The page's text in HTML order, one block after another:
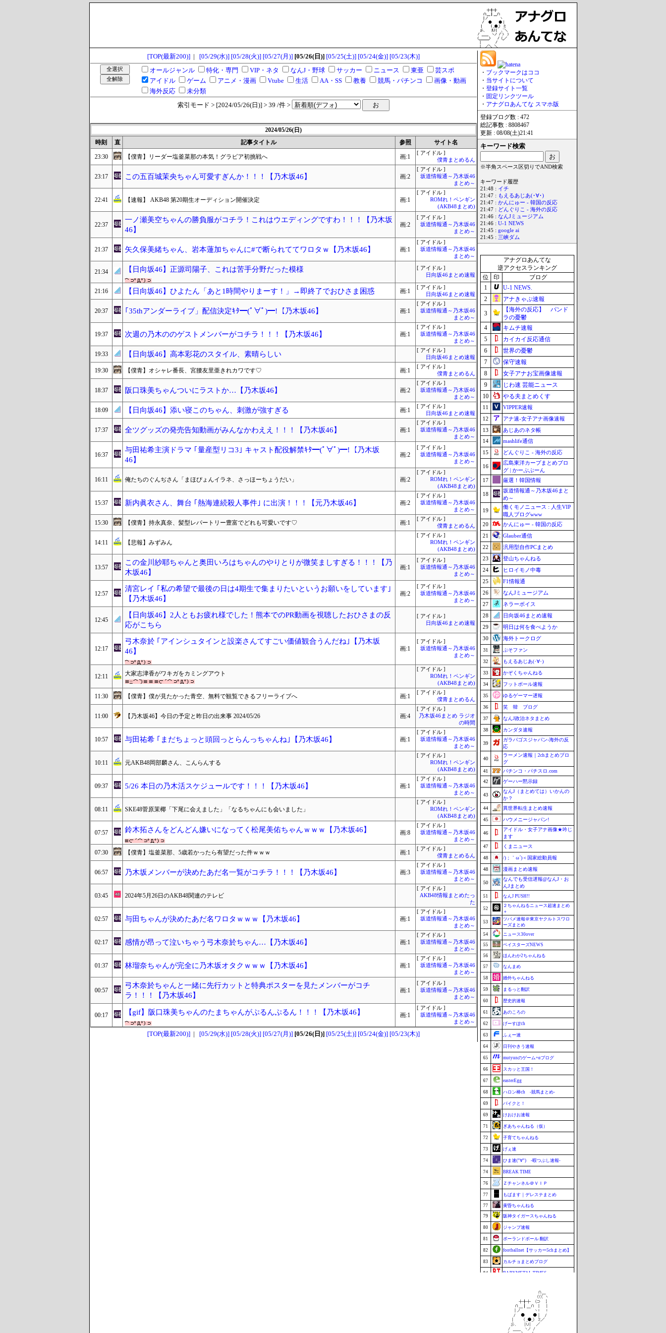
[TOP(最新200)]| [05/29(水)] [05/28(火)] [05/27(月)] [05/26(日)] [05/25(土)] [05/24(金)] [05/23(木)]
オールジャンル
特化・専門 VIP・ネタ なんJ・野球 サッカー ニュース 東亜
芸スポ
アイドル
ゲーム アニメ・漫画 Vtube 生活 AA・SS 教養 競馬・パチンコ
画像・動画
海外反応
未分類
索引モード > [2024/05/26(日)] > 39 /件 >
2024/05/26(日)
時刻
直 記事タイトル 参照 サイト名
23:30 【僕青】リーダー塩釜菜那の本気！グラビア初挑戦へ 画:1
[ アイドル ]
僕青まとめるん
23:17 この五百城茉央ちゃん可愛すぎんか！！！【乃木坂46】 画:2
[ アイドル ]
坂道情報通～乃木坂46
まとめ～
22:41 【速報】 AKB48 第20期生オーディション開催決定 画:1
[ アイドル ]
ROMれ！ペンギン
(AKB48まとめ)
22:37
一ノ瀬美空ちゃんの勝負服がコチラ！これはウエディングですわ！！！【乃木坂
46】
画:2
[ アイドル ]
坂道情報通～乃木坂46
まとめ～
21:37 矢久保美緒ちゃん、岩本蓮加ちゃんに#で断られててワロタｗ【乃木坂46】 画:1
[ アイドル ]
坂道情報通～乃木坂46
まとめ～
21:34 【日向坂46】正源司陽子、これは苦手分野だった模様
[ アイドル ]
日向坂46まとめ速報
21:16 【日向坂46】ひよたん「あと1時間やりまーす！」→即終了でおひさま困惑 画:1
[ アイドル ]
日向坂46まとめ速報
20:37 ｢35thアンダーライブ」配信決定ｷﾀ━(ﾟ∀ﾟ)━!【乃木坂46】 画:1
[ アイドル ]
坂道情報通～乃木坂46
まとめ～
19:37 次週の乃木ののゲストメンバーがコチラ！！！【乃木坂46】 画:1
[ アイドル ]
坂道情報通～乃木坂46
まとめ～
19:33 【日向坂46】高本彩花のスタイル、素晴らしい
[ アイドル ]
日向坂46まとめ速報
19:30 【僕青】オシャレ番長、宮腰友里亜きれカワです♡ 画:1
[ アイドル ]
僕青まとめるん
18:37 阪口珠美ちゃんついにラストか…【乃木坂46】 画:2
[ アイドル ]
坂道情報通～乃木坂46
まとめ～
18:09 【日向坂46】添い寝このちゃん、刺激が強すぎる 画:1
[ アイドル ]
日向坂46まとめ速報
17:37 全ツグッズの発売告知動画がみんなかわええ！！！【乃木坂46】 画:1
[ アイドル ]
坂道情報通～乃木坂46
まとめ～
16:37
与田祐希主演ドラマ ｢量産型リコ3｣ キャスト配役解禁ｷﾀ━(ﾟ∀ﾟ)━!【乃木坂
46】
画:2
[ アイドル ]
坂道情報通～乃木坂46
まとめ～
16:11 俺たちのぐんぢさん「まほぴょんイラネ、さっほーちょうだい」 画:2
[ アイドル ]
ROMれ！ペンギン
(AKB48まとめ)
15:37 新内眞衣さん、舞台 ｢熱海連続殺人事件｣ に出演！！！【元乃木坂46】 画:2
[ アイドル ]
坂道情報通～乃木坂46
まとめ～
15:30 【僕青】持永真奈、髪型レパートリー豊富でどれも可愛いです♡ 画:1
[ アイドル ]
僕青まとめるん
14:11 【悲報】みずみん
[ アイドル ]
ROMれ！ペンギン
(AKB48まとめ)
13:57
この金川紗耶ちゃんと奥田いろはちゃんのやりとりが微笑ましすぎる！！！【乃
木坂46】
画:1
[ アイドル ]
坂道情報通～乃木坂46
まとめ～
12:57
清宮レイ ｢私の希望で最後の日は4期生で集まりたいというお願いをしています｣
【乃木坂46】
画:2
[ アイドル ]
坂道情報通～乃木坂46
まとめ～
12:45
【日向坂46】2人ともお疲れ様でした！熊本でのPR動画を視聴したおひさまの反
応がこちら
[ アイドル ]
日向坂46まとめ速報
12:17
弓木奈於 ｢アインシュタインと設楽さんてすごい価値観合うんだね｣【乃木坂
46】
画:1
[ アイドル ]
坂道情報通～乃木坂46
まとめ～
12:11 大家志津香がワキガをカミングアウト
[ アイドル ]
ROMれ！ペンギン
(AKB48まとめ)
11:30 【僕青】僕が見たかった青空、無料で観覧できるフリーライブへ 画:1
[ アイドル ]
僕青まとめるん
11:00 【乃木坂46】今日の予定と昨日の出来事 2024/05/26 画:4
[ アイドル ]
乃木坂46まとめ ラジオ
の時間
10:57 与田祐希 ｢まだちょっと頭回っとらんっちゃんね｣【乃木坂46】 画:1
[ アイドル ]
坂道情報通～乃木坂46
まとめ～
10:11 元AKB48岡部麟さん、こんらんする
[ アイドル ]
ROMれ！ペンギン
(AKB48まとめ)
09:37 5/26 本日の乃木活スケジュールです！！！【乃木坂46】 画:1
[ アイドル ]
坂道情報通～乃木坂46
まとめ～
08:11 SKE48菅原茉椰「下尾に会えました」「なるちゃんにも会いました」
[ アイドル ]
ROMれ！ペンギン
(AKB48まとめ)
07:57 鈴木拓さんをどんどん嫌いになってく松尾美佑ちゃんｗｗｗ【乃木坂46】 画:8
[ アイドル ]
坂道情報通～乃木坂46
まとめ～
07:30 【僕青】塩釜菜那、5歳若かったら有望だった件ｗｗｗ 画:1
[ アイドル ]
僕青まとめるん
06:57 乃木坂メンバーが決めたあだ名一覧がコチラ！！！【乃木坂46】 画:3
[ アイドル ]
坂道情報通～乃木坂46
まとめ～
03:45 2024年5月26日のAKB48関連のテレビ
[ アイドル ]
AKB48情報まとめたっ
た
02:57 与田ちゃんが決めたあだ名ワロタｗｗｗ【乃木坂46】 画:1
[ アイドル ]
坂道情報通～乃木坂46
まとめ～
02:17 感情が昂って泣いちゃう弓木奈於ちゃん…【乃木坂46】 画:1
[ アイドル ]
坂道情報通～乃木坂46
まとめ～
01:37 林瑠奈ちゃんが完全に乃木坂オタクｗｗｗ【乃木坂46】 画:1
[ アイドル ]
坂道情報通～乃木坂46
まとめ～
00:57
弓木奈於ちゃんと一緒に先行カットと特典ポスターを見たメンバーがコチ
ラ！！！【乃木坂46】
画:1
[ アイドル ]
坂道情報通～乃木坂46
まとめ～
00:17 【gif】阪口珠美ちゃんのたまちゃんがぷるんぷるん！！！【乃木坂46】 画:1
[ アイドル ]
坂道情報通～乃木坂46
まとめ～
[TOP(最新200)]| [05/29(水)] [05/28(火)] [05/27(月)] [05/26(日)] [05/25(土)] [05/24(金)] [05/23(木)]
・ ブックマークはココ
・ 当サイトについて
・ 登録サイト一覧
・ 固定リンクツール
・ アナグロあんてな スマホ版
登録ブログ数 : 472
総記事数 : 8808467
更新 : 08/08(土)21:41
キーワード検索
※半角スペース区切りでAND検索
キーワード履歴
21:48 : イチ
21:47 : もえるあじあ(･∀･)
21:47 : かんにゅー - 韓国の反応
21:47 : どんぐりこ - 海外の反応
21:46 : なんJミュージアム
21:46 : U-1 NEWS
21:45 : google ai
21:45 : 三峡ダム
アナグロあんてな
逆アクセスランキング
位
印
ブログ
1
U-1 NEWS.
2
アナきゃぷ速報
3
【海外の反応】 パンド
ラの憂鬱
4
キムチ速報
5
カイカイ反応通信
6
世界の憂鬱
7
保守速報
8
女子アナお宝画像速報
9
じわ速 芸能ニュース
10
やる夫まとめくす
11
VIPPER速報
12
アナ速‐女子アナ画像速報
13
あじあのネタ帳
14
mashlife通信
15
どんぐりこ - 海外の反応
16
広島東洋カープまとめブロ
グ | かーぷぶーん
17
厳選！韓国情報
18
坂道情報通～乃木坂46まと
め～
19
働くモノニュース : 人生VIP
職人ブログwww
20
かんにゅー - 韓国の反応
21
Glauber通信
22
汎用型自作PCまとめ
23
登山ちゃんねる
24
ヒロイモノ中毒
25
F1情報通
26
なんJミュージアム
27
ネラーボイス
28
日向坂46まとめ速報
29
明日は何を食べようか
30
海外トークログ
31 ぷそファン
32 もえるあじあ(･∀･)
33 かぞくちゃんねる
34 フットボール速報
35 ゆるゲーマー遅報
36 笑 韓 ブログ
37 なんJ政治ネタまとめ
38 カンダタ速報
39
ガラパゴスジャパン-海外の反
応
40
ラーメン速報｜2chまとめブロ
グ
41
パチンコ・パチスロ.com
42
ゲーハー黙示録
43
なんJ（まとめては）いかんの
か？
44
異世界転生まとめ速報
45 ハウメニージャパン!
46
アイドル・女子アナ画像★吟じ
ます
47
くまニュース
48 /)；｀ω´)＜国家総動員報
48 漫画まとめ速報
50
なんでも受信遅報@なんJ・お
んJまとめ
51 なんJ PUSH!!
52
２ちゃんねるニュース超速まとめ
＋
53
ツバメ速報＠東京ヤクルトスワロ
ーズまとめ
54
ニュース30over
55 ベイスターズNEWS
56 ほんわか2ちゃんねる
57 なんまめ
58 婚外ちゃんねる
59 まるっと翻訳
60 歴史的速報
61 あのころの
62 げーすぽch
63 ふぇー速
64 日刊やきう速報
65 mutyunのゲーム+αブログ
66 スカッと王国！
67 easterEgg
68 ハロン棒ch -競馬まとめ-
69 バイクと！
69 けおけお速報
71 ぎあちゃんねる（仮）
72 子育てちゃんねる
73 げぇ速
74 ひま速(°∀°) -暇つぶし速報-
74 BREAK TIME
76 Ｚチャンネル＠ＶＩＰ
77 もばます｜デレステまとめ
77 黄昏ちゃんねる
79 阪神タイガースちゃんねる
80 ジャンプ速報
81 ポーランドボール 翻訳
82 footballnet【サッカー5chまとめ】
83 カルチョまとめブログ
84 BABYMETAL TIMES
もきゅ速(*´ω`*)人(´･ェ･｀)
チゲ速
VTuberNews